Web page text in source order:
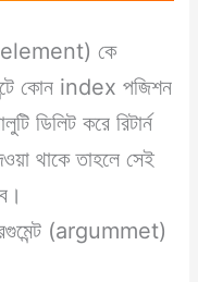
(element) কে
কোন index পজিশন
ডিলিট করে রিটার্ন
থাকে তাহলে সেই
(argummet)